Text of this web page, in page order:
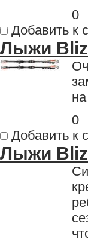
0
Добавить к
Лыжи
0
Добавить к
Лыжи